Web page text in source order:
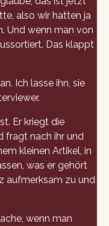
also wir hatten ja
Und wenn man von
Das klappt
Ich lasse ihn, sie
Er kriegt die
fragt nach ihr und
kleinen Artikel, in
was er gehört
aufmerksam zu und
wenn man